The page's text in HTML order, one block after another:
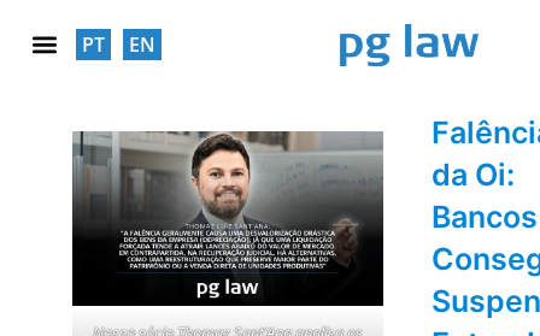
PT EN
da Oi:
Bancos